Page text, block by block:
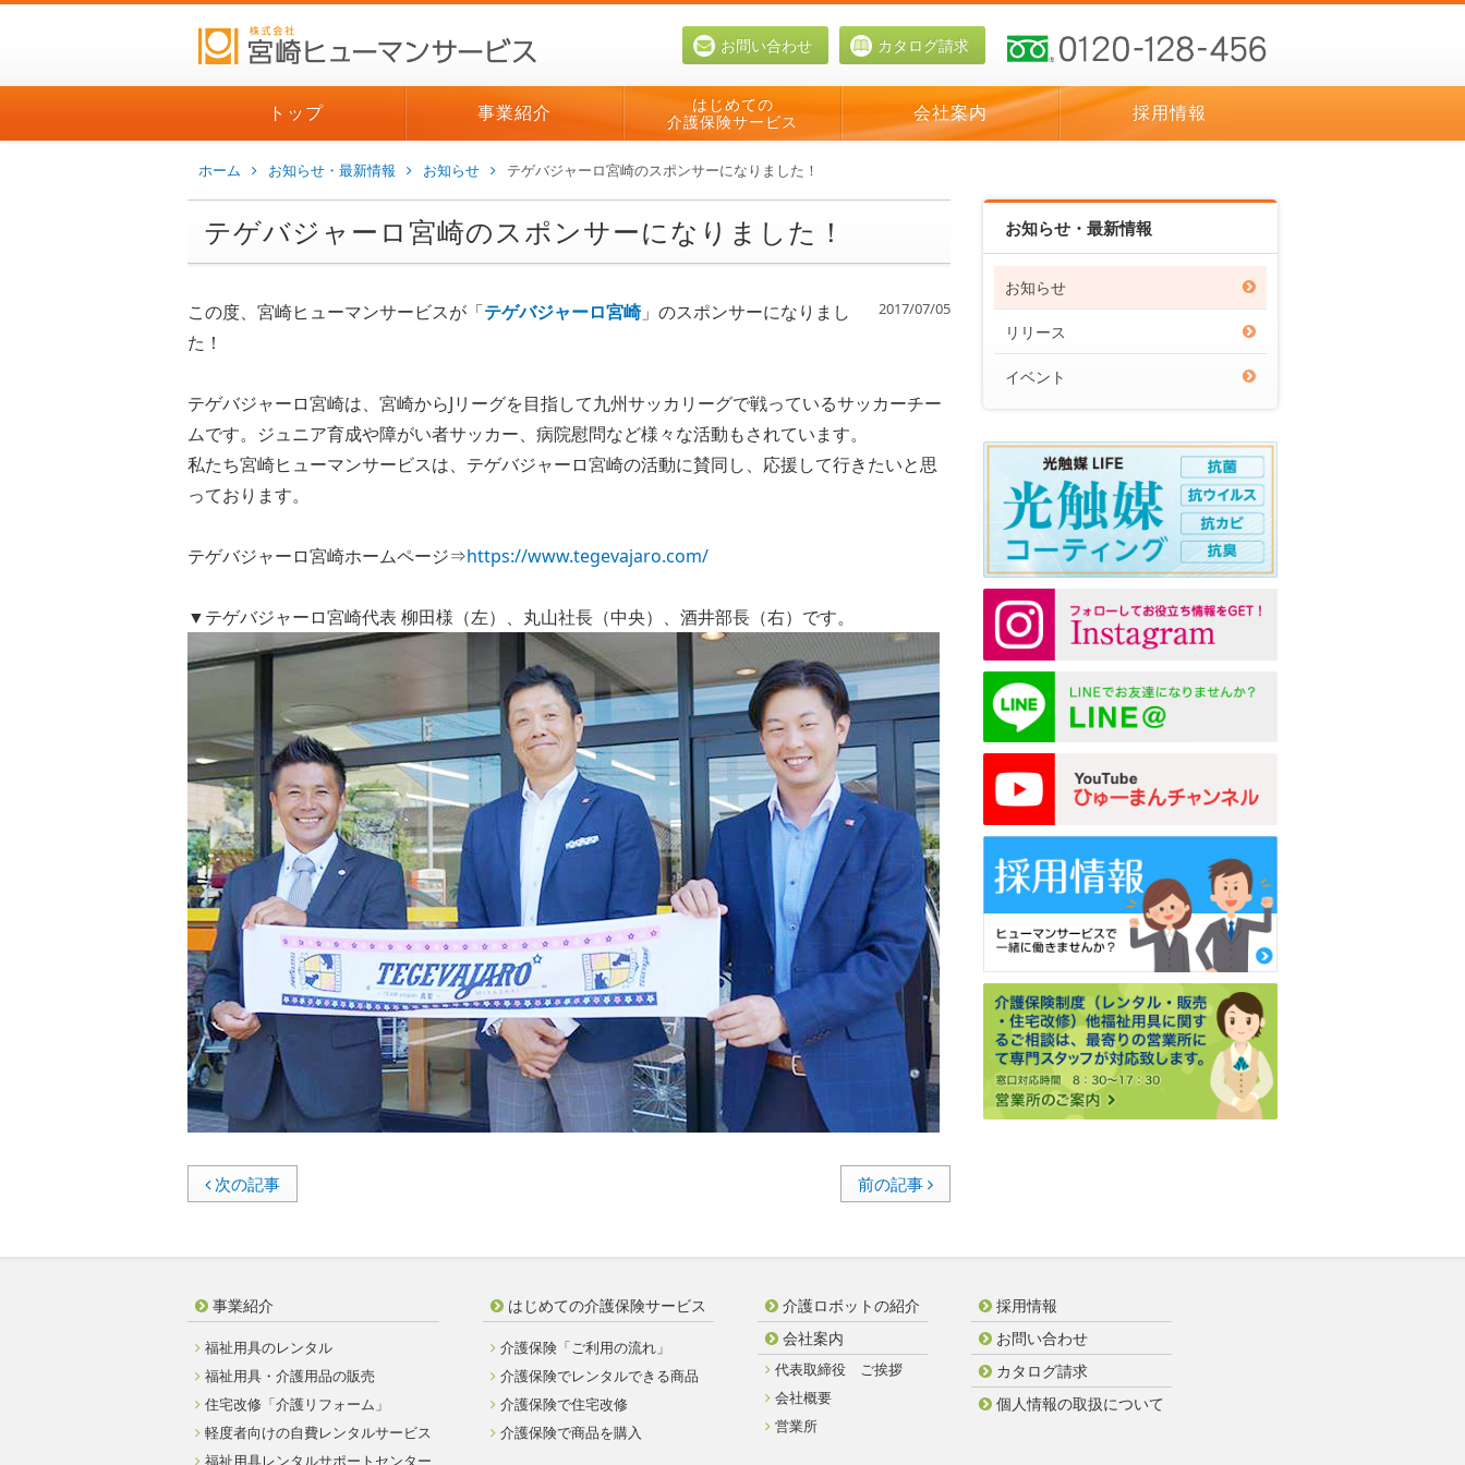
お問い合わせ カタログ請求
トップ 事業紹介
はじめての
介護保険サービス
会社案内 採用情報
ホーム お知らせ・最新情報 お知らせ テゲバジャーロ宮崎のスポンサーになりました！
テゲバジャーロ宮崎のスポンサーになりました！
2017/07/05
この度、宮崎ヒューマンサービスが「テゲバジャーロ宮崎」のスポンサーになりまし
た！
テゲバジャーロ宮崎は、宮崎からJリーグを目指して九州サッカリーグで戦っているサッカーチー
ムです。ジュニア育成や障がい者サッカー、病院慰問など様々な活動もされています。
私たち宮崎ヒューマンサービスは、テゲバジャーロ宮崎の活動に賛同し、応援して行きたいと思
っております。
テゲバジャーロ宮崎ホームページ⇒https://www.tegevajaro.com/
▼テゲバジャーロ宮崎代表 柳田様（左）、丸山社長（中央）、酒井部長（右）です。
次の記事 前の記事
お知らせ・最新情報
お知らせ
リリース
イベント
事業紹介
福祉用具のレンタル
福祉用具・介護用品の販売
住宅改修「介護リフォーム」
軽度者向けの自費レンタルサービス
福祉用具レンタルサポートセンター
はじめての介護保険サービス
介護保険「ご利用の流れ」
介護保険でレンタルできる商品
介護保険で住宅改修
介護保険で商品を購入
介護ロボットの紹介
会社案内
代表取締役 ご挨拶
会社概要
営業所
採用情報
お問い合わせ
カタログ請求
個人情報の取扱について